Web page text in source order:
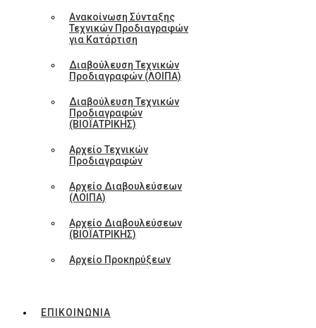
Ανακοίνωση Σύνταξης
Τεχνικών Προδιαγραφών
για Κατάρτιση
Διαβούλευση Τεχνικών
Προδιαγραφών (ΛΟΙΠΑ)
Διαβούλευση Τεχνικών
Προδιαγραφών
(ΒΙΟΪΑΤΡΙΚΗΣ)
Αρχείο Τεχνικών
Προδιαγραφών
Αρχείο Διαβουλεύσεων
(ΛΟΙΠΑ)
Αρχείο Διαβουλεύσεων
(ΒΙΟΪΑΤΡΙΚΗΣ)
Αρχείο Προκηρύξεων
ΕΠΙΚΟΙΝΩΝΙΑ